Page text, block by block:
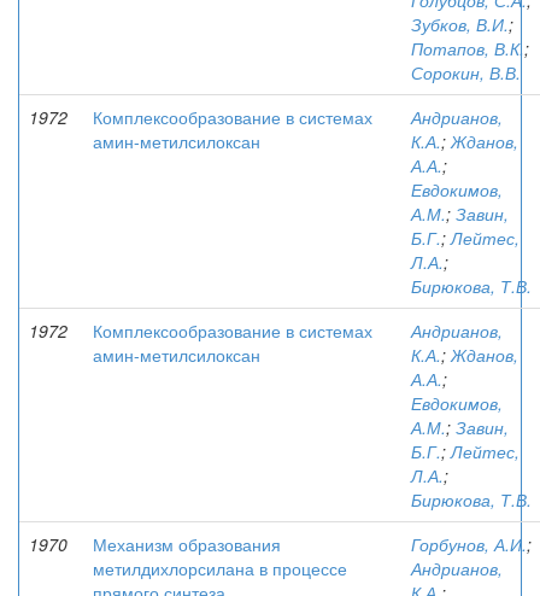
Зубков, В.И.;
Потапов, В.К.;
Сорокин, В.В.
1972
Комплексообразование в системах
амин-метилсилоксан
Андрианов,
К.А.;Жданов,
А.А.;
Евдокимов,
А.М.; Завин,
Б.Г.;Лейтес,
Л.А.;
Бирюкова, Т.В.
1972
Комплексообразование в системах
амин-метилсилоксан
Андрианов,
К.А.;Жданов,
А.А.;
Евдокимов,
А.М.; Завин,
Б.Г.;Лейтес,
Л.А.;
Бирюкова, Т.В.
1970
Механизм образования
метилдихлорсилана в процессе
Горбунов, А.И.;
Андрианов,